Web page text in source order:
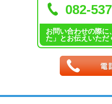
082-
お問い合わせの際に
た」とお伝えいただ